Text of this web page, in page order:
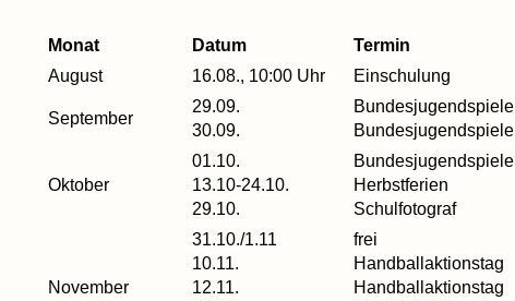
Monat Datum
Termin
August
16.08., 10:00 Uhr Einschulung
September
29.09.
30.09.
Bundesjugendspiele
Bundesjugendspiele
Oktober
01.10.
13.10-24.10.
29.10.
Bundesjugendspiele
Herbstferien
Schulfotograf
November
31.10./1.11
10.11.
12.11.
frei
Handballaktionstag
Handballaktionstag